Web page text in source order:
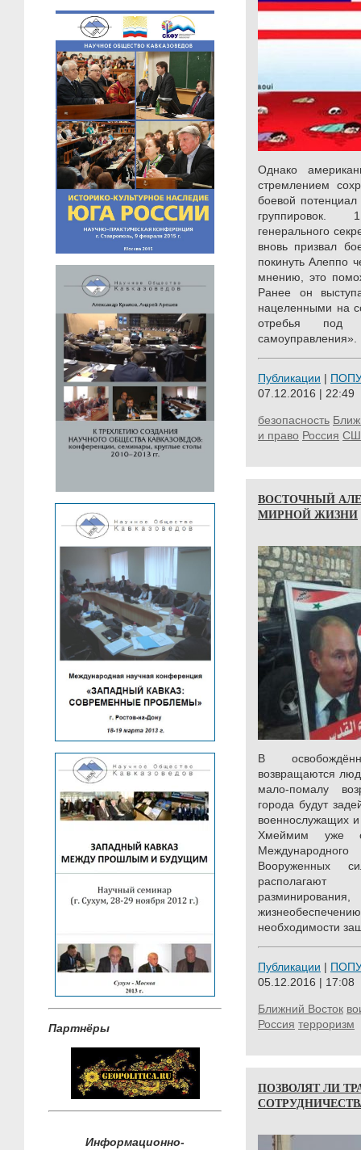
Партнёры
Информационно-
Однако
стремлением
боевой
группировок.
генерального
вновь призвал
покинуть Алеппо
мнению, это
Ранее он
нацеленными на
отребья под
самоуправления».
Публикации |
07.12.2016 | 22:49
безопасность
и право Россия
ВОСТОЧНЫЙ
МИРНОЙ ЖИЗНИ
В
возвращаются
мало-помалу
города будут
военнослужащих
Хмеймим уже
Вооруженных
располагают
необходимости
Публикации |
05.12.2016 | 17:08
Ближний Восток
Россия терроризм
ПОЗВОЛЯТ ЛИ